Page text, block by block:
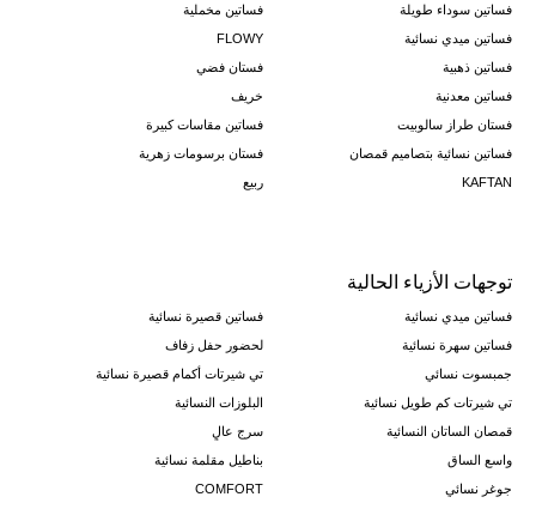
فساتين سوداء طويلة
فساتين مخملية
فساتين ميدي نسائية
FLOWY
فساتين ذهبية
فستان فضي
فساتين معدنية
خريف
فستان طراز سالوبيت
فساتين مقاسات كبيرة
فساتين نسائية بتصاميم قمصان
فستان برسومات زهرية
KAFTAN
ربيع
توجهات الأزياء الحالية
فساتين ميدي نسائية
فساتين قصيرة نسائية
فساتين سهرة نسائية
لحضور حفل زفاف
جمبسوت نسائي
تي شيرتات أكمام قصيرة نسائية
تي شيرتات كم طويل نسائية
البلوزات النسائية
قمصان الساتان النسائية
سرج عالٍ
واسع الساق
بناطيل مقلمة نسائية
جوغر نسائي
COMFORT